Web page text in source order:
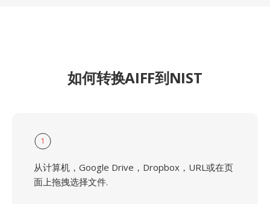
如何转换AIFF到NIST
1
从计算机，Google Drive，Dropbox，URL或在页
面上拖拽选择文件.